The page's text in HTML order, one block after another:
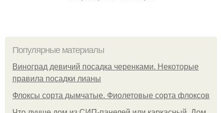
Популярные материалы
Виноград девичий посадка черенками. Некоторые
правила посадки лианы
Флоксы сорта дымчатые. Фиолетовые сорта флоксов